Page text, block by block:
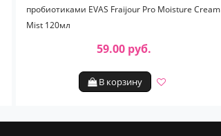
пробиотиками EVAS Fraijour Pro Moisture Cream
Mist 120мл
59.00 руб.
В корзину